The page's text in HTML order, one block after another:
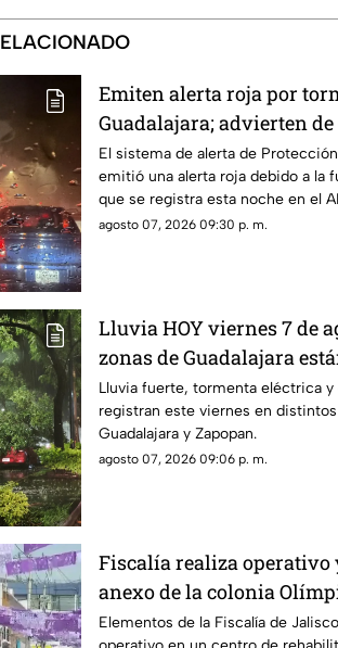
Emiten alerta roja por
Guadalajara; advierten de
árboles e inundaciones
El sistema de alerta de
emitió una alerta roja debido a la
que se registra esta noche en el
agosto 07, 2026 09:30 p. m.
Lluvia HOY viernes 7 de
zonas de Guadalajara
Lluvia fuerte, tormenta eléctrica y
registran este viernes en
Guadalajara y Zapopan.
agosto 07, 2026 09:06 p. m.
Fiscalía realiza operativo
anexo de la colonia
Guadalajara
Elementos de la Fiscalía de